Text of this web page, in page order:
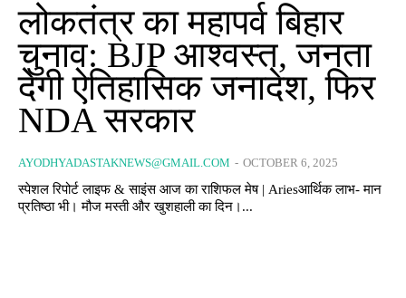
लोकतंत्र का महापर्व बिहार
चुनाव: BJP आश्वस्त, जनता
देगी ऐतिहासिक जनादेश, फिर
NDA सरकार
AYODHYADASTAKNEWS@GMAIL.COM - OCTOBER 6, 2025
स्पेशल रिपोर्ट लाइफ & साइंस आज का राशिफल मेष | Ariesआर्थिक लाभ- मान
प्रतिष्ठा भी। मौज मस्ती और खुशहाली का दिन।...